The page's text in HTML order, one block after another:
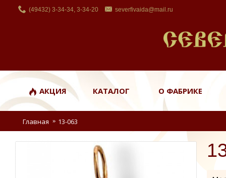
(49432) 3-34-34, 3-34-20 severfivaida@mail.ru
АКЦИЯ КАТАЛОГ О ФАБРИКЕ
Главная 13-063